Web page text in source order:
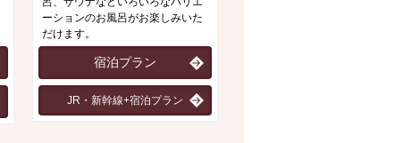
ーションのお風呂がお楽しみいた
だけます。
宿泊プラン
JR・新幹線+宿泊プラン